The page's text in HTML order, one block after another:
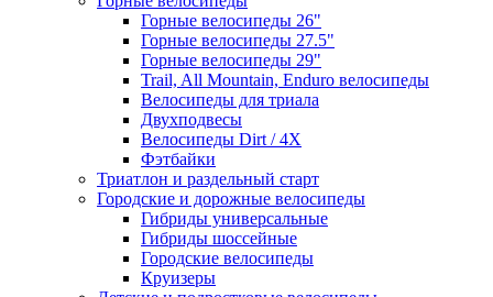
Горные велосипеды 26"
Горные велосипеды 27.5"
Горные велосипеды 29"
Trail, All Mountain, Enduro велосипеды
Велосипеды для триала
Двухподвесы
Велосипеды Dirt / 4X
Фэтбайки
Триатлон и раздельный старт
Городские и дорожные велосипеды
Гибриды универсальные
Гибриды шоссейные
Городские велосипеды
Круизеры